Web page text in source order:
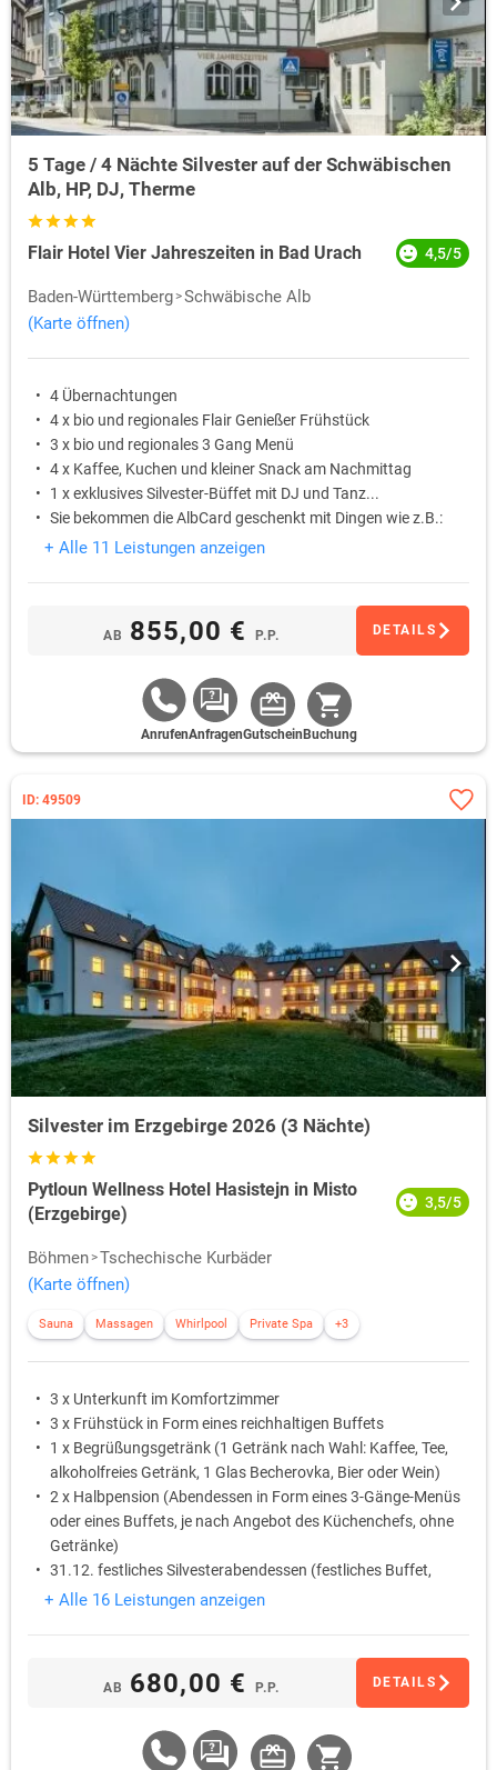
traditionellen und modernen Wellness Anwendungen wie Massagen,
Bäder oder Packungen. MitSilvester & Wellness
entfliehen Sie dem
Stress und lösen sich erholt von den Lasten des Weihnachtsstresses.
Traumhafte Silvesterangebote haben wir Ihnen für einenWellness
Kurzurlaubüber Silvester eigens zusammengestellt. Buchen sie jetzt
IhrenWellness Kurzurlaub über Silvesterund starten sie entspannt
ins neue Jahr. Dabei können sie auch Preisvorteile nutzen, da wir
besondere Silvesterangebote zu Sonderpreisen anbieten können, die
viele Sonderleistungen beinhalten.
5 Tage / 4 Nächte Silvester auf der Schwäbischen
Alb, HP, DJ, Therme
Flair Hotel Vier Jahreszeiten in Bad Urach 4,5/5
Baden-Württemberg Schwäbische Alb
(Karte öffnen)
4 Übernachtungen
4 x bio und regionales Flair Genießer Frühstück
3 x bio und regionales 3 Gang Menü
4 x Kaffee, Kuchen und kleiner Snack am Nachmittag
1 x exklusives Silvester-Büffet mit DJ und Tanz...
Sie bekommen die AlbCard geschenkt mit Dingen wie z.B.:
+ Alle 11 Leistungen anzeigen
AB 855,00 € P.P. DETAILS
AnrufenAnfragenGutschein Buchung
ID: 49509
Silvester im Erzgebirge 2026 (3 Nächte)
Pytloun Wellness Hotel Hasistejn in Misto
(Erzgebirge)
3,5/5
Böhmen Tschechische Kurbäder
(Karte öffnen)
Sauna Massagen Whirlpool Private Spa +3
3 x Unterkunft im Komfortzimmer
3 x Frühstück in Form eines reichhaltigen Buffets
1 x Begrüßungsgetränk (1 Getränk nach Wahl: Kaffee, Tee,
alkoholfreies Getränk, 1 Glas Becherovka, Bier oder Wein)
2 x Halbpension (Abendessen in Form eines 3-Gänge-Menüs
oder eines Buffets, je nach Angebot des Küchenchefs, ohne
Getränke)
31.12. festliches Silvesterabendessen (festliches Buffet,
reproduziertes Musik oder DJ, nach Angebot des Hotels)
+ Alle 16 Leistungen anzeigen
AB 680,00 € P.P. DETAILS